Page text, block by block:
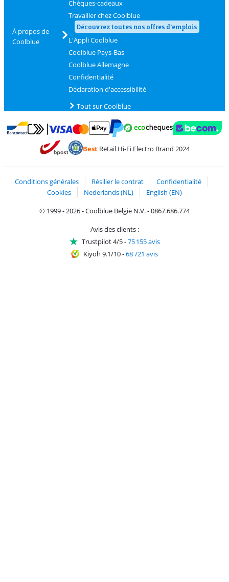
À propos de
Coolblue
Chèques-cadeaux
Travailler chez Coolblue
Découvrez toutes nos offres d'emplois
L'Appli Coolblue
Coolblue Pays-Bas
Coolblue Allemagne
Confidentialité
Déclaration d'accessibilité
Tout sur Coolblue
Payer avec Bancontact
Payer avec MasterCard et Visa via ClickToPay
Payer avec PayPal
BestRetail Hi-Fi Electro Brand 2024
Conditions générales Résilier le contrat
Confidentialité
Cookies
Nederlands (NL)
English (EN)
© 1999 - 2026 - Coolblue België N.V. - 0867.686.774
Avis des clients :
Trustpilot 4/5-75 155 avis
Kiyoh 9.1/10-68 721 avis